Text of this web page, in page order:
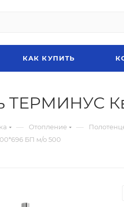
КАК КУПИТЬ
ТЕРМИНУС
— Отопление —
БП м/о 500